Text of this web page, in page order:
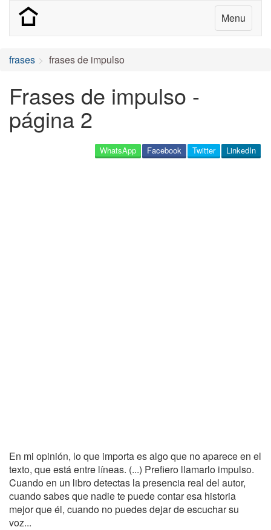
Menu
frases frases de impulso
Frases de impulso -
página 2
LinkedIn
Twitter
Facebook
WhatsApp
En mi opinión, lo que importa es algo que no aparece en el
texto, que está entre líneas. (...) Prefiero llamarlo impulso.
Cuando en un libro detectas la presencia real del autor,
cuando sabes que nadie te puede contar esa historia
mejor que él, cuando no puedes dejar de escuchar su
voz...